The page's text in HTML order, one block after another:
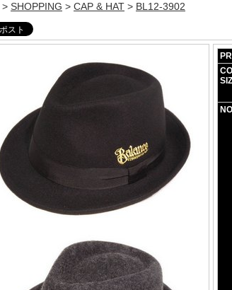
> SHOPPING > CAP & HAT > BL12-3902